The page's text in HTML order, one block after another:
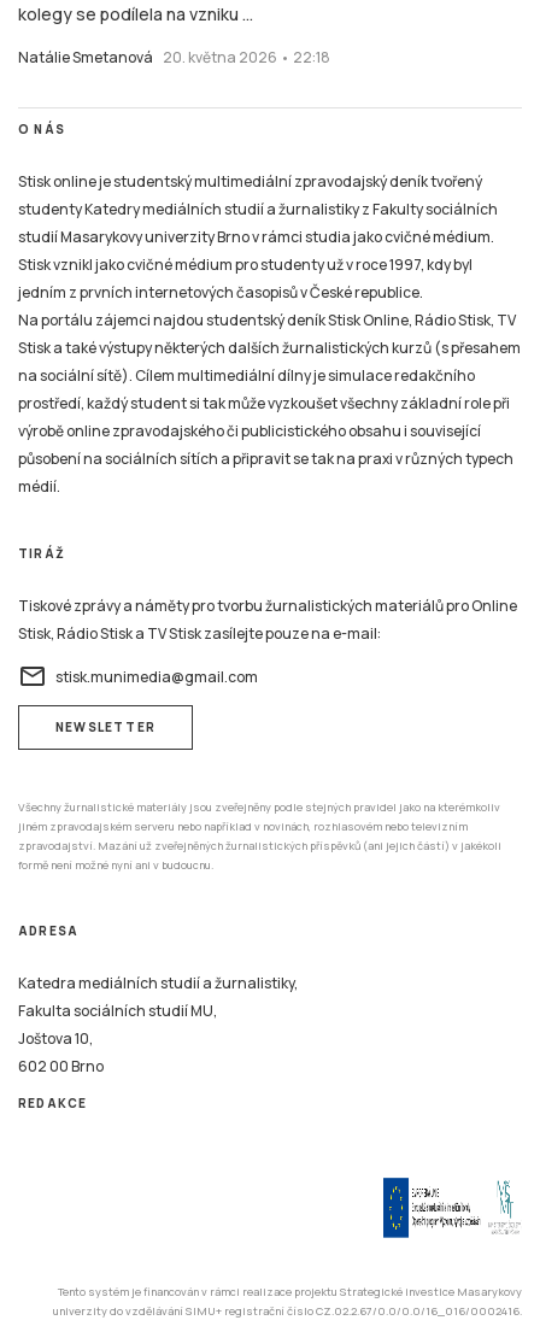
kolegy se podílela na vzniku ...
Natálie Smetanová 20. května 2026 • 22:18
O NÁS
Stisk online je studentský multimediální zpravodajský deník tvořený
studenty Katedry mediálních studií a žurnalistiky z Fakulty sociálních
studií Masarykovy univerzity Brno v rámci studia jako cvičné médium.
Stisk vznikl jako cvičné médium pro studenty už v roce 1997, kdy byl
jedním z prvních internetových časopisů v České republice.
Na portálu zájemci najdou studentský deník Stisk Online, Rádio Stisk, TV
Stisk a také výstupy některých dalších žurnalistických kurzů (s přesahem
na sociální sítě). Cílem multimediální dílny je simulace redakčního
prostředí, každý student si tak může vyzkoušet všechny základní role při
výrobě online zpravodajského či publicistického obsahu i související
působení na sociálních sítích a připravit se tak na praxi v různých typech
médií.
TIRÁŽ
Tiskové zprávy a náměty pro tvorbu žurnalistických materiálů pro Online
Stisk, Rádio Stisk a TV Stisk zasílejte pouze na e-mail:
email stisk.munimedia@gmail.com
NEWSLETTER
Všechny žurnalistické materiály jsou zveřejněny podle stejných pravidel jako na kterémkoliv
jiném zpravodajském serveru nebo například v novinách, rozhlasovém nebo televizním
zpravodajství. Mazání už zveřejněných žurnalistických příspěvků (ani jejich částí) v jakékoli
formě není možné nyní ani v budoucnu.
ADRESA
Katedra mediálních studií a žurnalistiky,
Fakulta sociálních studií MU,
Joštova 10,
602 00 Brno
REDAKCE
Tento systém je financován v rámci realizace projektu Strategické investice Masarykovy
univerzity do vzdělávání SIMU+ registrační číslo CZ.02.2.67/0.0/0.0/16_016/0002416.